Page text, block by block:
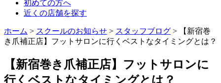
初めての方へ
近くの店舗を探す
ホーム > スクールのお知らせ > スタッフブログ >
【新宿巻
き爪補正店】フットサロンに行くベストなタイミングとは？
【新宿巻き爪補正店】フットサロンに
行くベストなタイミングとは？